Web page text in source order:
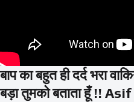
बाप का बहुत ही दर्द भरा
बड़ा तुमको बताता हूँ !!